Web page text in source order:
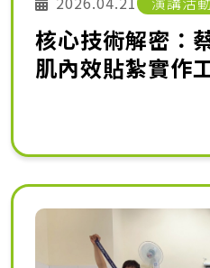
核心技術解密：
肌內效貼紮實作